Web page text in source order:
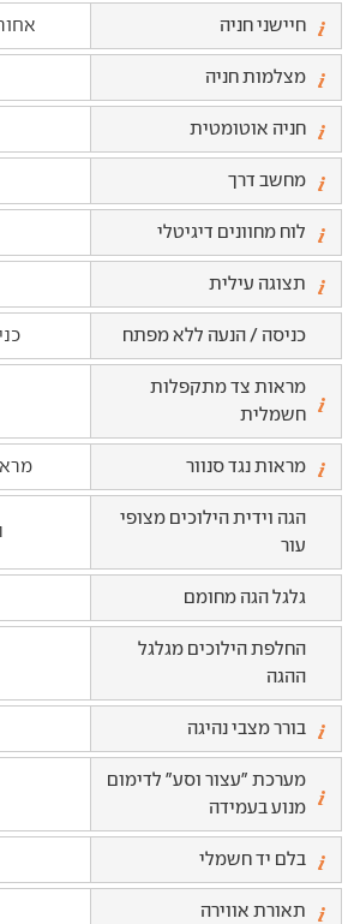
חיישני חניה
מצלמות חניה
חניה אוטומטית
מחשב דרך
לוח מחוונים דיגיטלי
תצוגה עילית
כניסה / הנעה ללא מפתח
מראות צד מתקפלות
חשמלית
מראות נגד סנוור
הגה וידית הילוכים מצופי
עור
גלגל הגה מחומם
החלפת הילוכים מגלגל
ההגה
בורר מצבי נהיגה
מערכת "עצור וסע" לדימום
מנוע בעמידה
בלם יד חשמלי
תאורת אווירה